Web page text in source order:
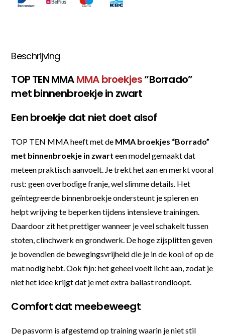
Beschrijving
TOP TEN MMAMMA broekjes“Borrado”
met binnenbroekje in zwart
Een broekje dat niet doet alsof
TOP TEN MMA heeft met de MMA broekjes “Borrado”
met binnenbroekje in zwart een model gemaakt dat
meteen praktisch aanvoelt. Je trekt het aan en merkt vooral
rust: geen overbodige franje, wel slimme details. Het
geïntegreerde binnenbroekje ondersteunt je spieren en
helpt wrijving te beperken tijdens intensieve trainingen.
Daardoor zit het prettiger wanneer je veel schakelt tussen
stoten, clinchwerk en grondwerk. De hoge zijsplitten geven
je bovendien de bewegingsvrijheid die je in de kooi of op de
mat nodig hebt. Ook fijn: het geheel voelt licht aan, zodat je
niet het idee krijgt dat je met extra ballast rondloopt.
Comfort dat meebeweegt
De pasvorm is afgestemd op training waarin je niet stil